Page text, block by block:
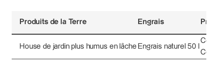
Produits de la Terre Engrais
House de jardin plus humus en lâche Engrais naturel 50 l